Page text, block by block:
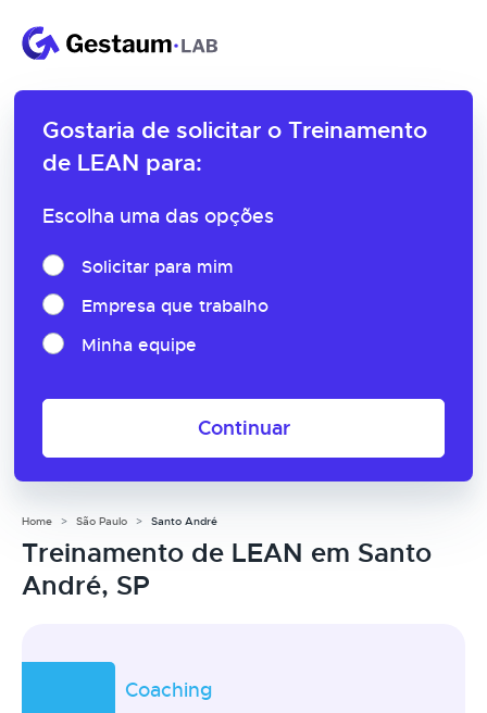
Gostaria de solicitar o Treinamento
de LEAN para:
Escolha uma das opções
Solicitar para mim
Empresa que trabalho
Minha equipe
Continuar
Home São Paulo Santo André
Treinamento de LEAN em Santo
André, SP